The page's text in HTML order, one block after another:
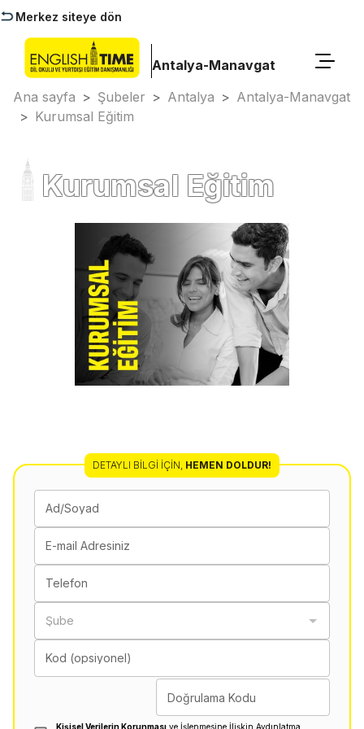
Merkez siteye dön
Antalya-Manavgat
Ana sayfa > Şubeler > Antalya > Antalya-Manavgat
> Kurumsal Eğitim
Kurumsal Eğitim
DETAYLI BILGI İÇIN HEMEN DOLDUR!
Ad/Soyad
E-mail Adresiniz
Telefon
Şube
Kod (opsiyonel)
Doğrulama Kodu
Kişisel Verilerin Korunması ve İşlenmesine İlişkin Aydınlatma